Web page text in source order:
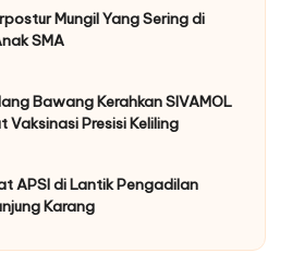
Mungil Yang Sering di
SMA
Bawang Kerahkan SIVAMOL
Vaksinasi Presisi Keliling
APSI di Lantik Pengadilan
Karang